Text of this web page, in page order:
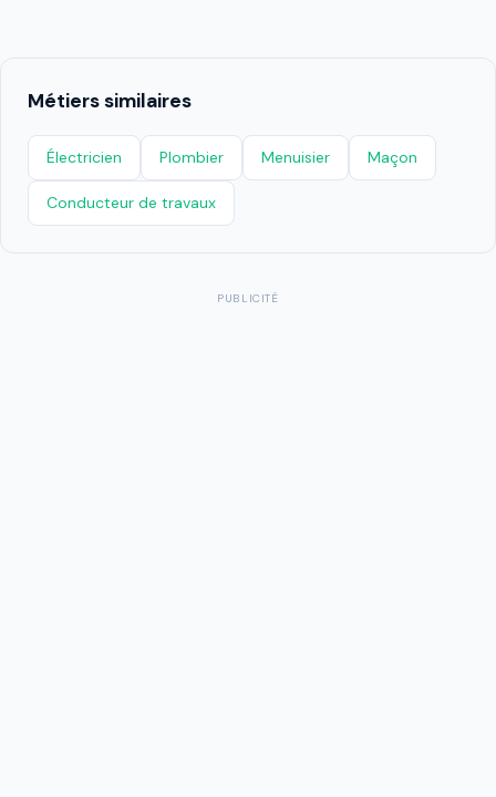
Métiers similaires
Électricien Plombier Menuisier Maçon
Conducteur de travaux
PUBLICITÉ